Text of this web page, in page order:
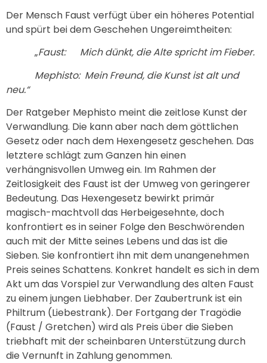
Der Mensch Faust verfügt über ein höheres Potential
und spürt bei dem Geschehen Ungereimtheiten:
„Faust: Mich dünkt, die Alte spricht im Fieber.
Mephisto: Mein Freund, die Kunst ist alt und
neu.“
Der Ratgeber Mephisto meint die zeitlose Kunst der
Verwandlung. Die kann aber nach dem göttlichen
Gesetz oder nach dem Hexengesetz geschehen. Das
letztere schlägt zum Ganzen hin einen
verhängnisvollen Umweg ein. Im Rahmen der
Zeitlosigkeit des Faust ist der Umweg von geringerer
Bedeutung. Das Hexengesetz bewirkt primär
magisch-machtvoll das Herbeigesehnte, doch
konfrontiert es in seiner Folge den Beschwörenden
auch mit der Mitte seines Lebens und das ist die
Sieben. Sie konfrontiert ihn mit dem unangenehmen
Preis seines Schattens. Konkret handelt es sich in dem
Akt um das Vorspiel zur Verwandlung des alten Faust
zu einem jungen Liebhaber. Der Zaubertrunk ist ein
Philtrum (Liebestrank). Der Fortgang der Tragödie
(Faust / Gretchen) wird als Preis über die Sieben
triebhaft mit der scheinbaren Unterstützung durch
die Vernunft in Zahlung genommen.